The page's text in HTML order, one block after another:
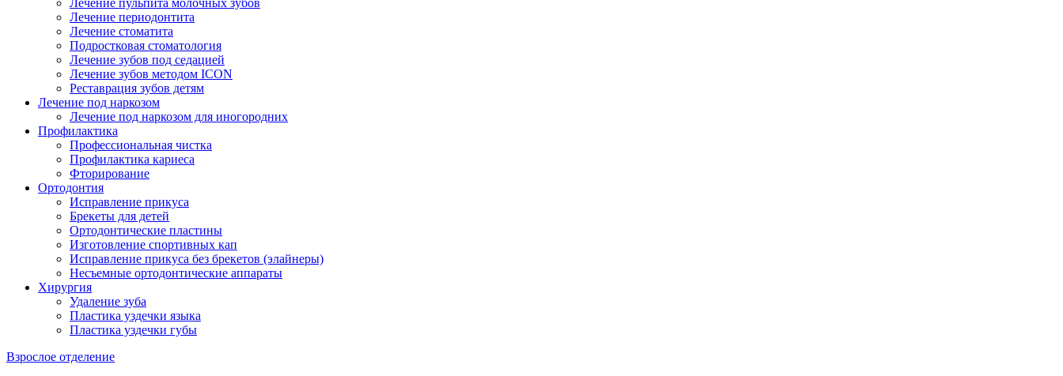
Лечение пульпита молочных зубов
Лечение периодонтита
Лечение стоматита
Подростковая стоматология
Лечение зубов под седацией
Лечение зубов методом ICON
Реставрация зубов детям
Лечение под наркозом
Лечение под наркозом для иногородних
Профилактика
Профессиональная чистка
Профилактика кариеса
Фторирование
Ортодонтия
Исправление прикуса
Брекеты для детей
Ортодонтические пластины
Изготовление спортивных кап
Исправление прикуса без брекетов (элайнеры)
Несъемные ортодонтические аппараты
Хирургия
Удаление зуба
Пластика уздечки языка
Пластика уздечки губы
Взрослое отделение